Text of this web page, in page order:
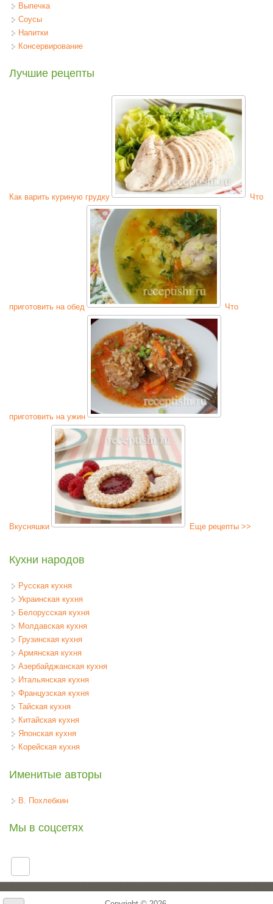
Выпечка
Соусы
Напитки
Консервирование
Лучшие рецепты
Как варить куриную грудку Что
приготовить на обед Что
приготовить на ужин
Вкусняшки Еще рецепты >>
Кухни народов
Русская кухня
Украинская кухня
Белорусская кухня
Молдавская кухня
Грузинская кухня
Армянская кухня
Азербайджанская кухня
Итальянская кухня
Французская кухня
Тайская кухня
Китайская кухня
Японская кухня
Корейская кухня
Именитые авторы
В. Похлебкин
Мы в соцсетях